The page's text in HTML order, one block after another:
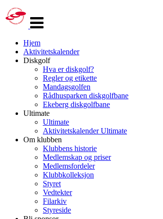
navigasjon
Hjem
Aktivitetskalender
Diskgolf
Hva er diskgolf?
Regler og etikette
Mandagsgolfen
Rådhusparken diskgolfbane
Ekeberg diskgolfbane
Ultimate
Ultimate
Aktivitetskalender Ultimate
Om klubben
Klubbens historie
Medlemskap og priser
Medlemsfordeler
Klubbkolleksjon
Styret
Vedtekter
Filarkiv
Styreside